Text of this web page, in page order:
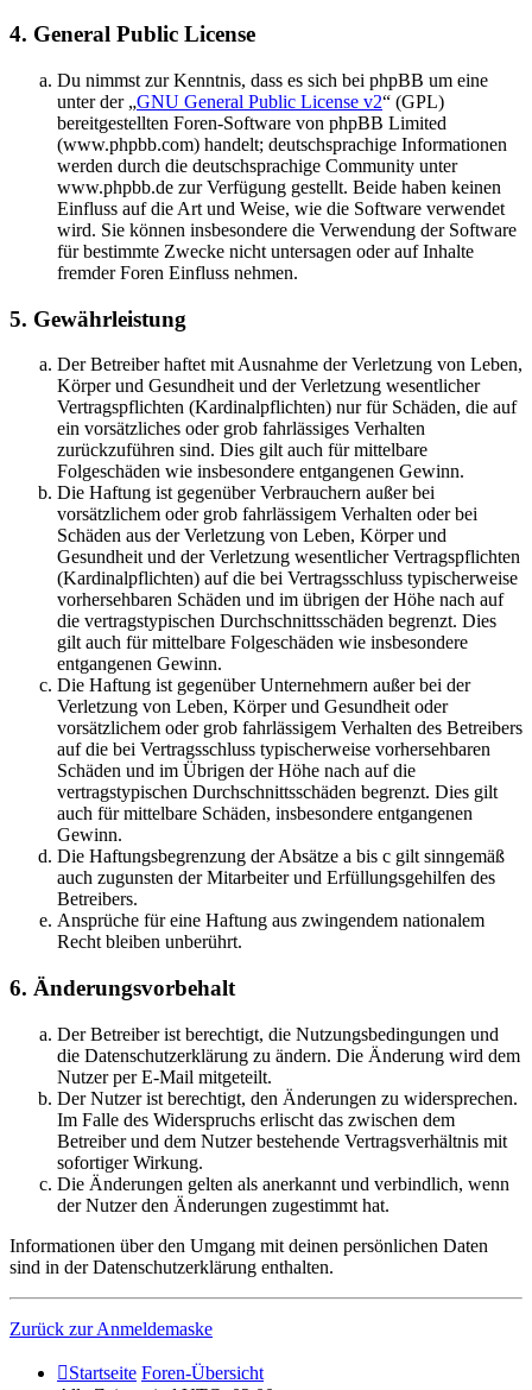
4. General Public License
Du nimmst zur Kenntnis, dass es sich bei phpBB um eine
unter der „GNU General Public License v2“ (GPL)
bereitgestellten Foren-Software von phpBB Limited
(www.phpbb.com) handelt; deutschsprachige Informationen
werden durch die deutschsprachige Community unter
www.phpbb.de zur Verfügung gestellt. Beide haben keinen
Einfluss auf die Art und Weise, wie die Software verwendet
wird. Sie können insbesondere die Verwendung der Software
für bestimmte Zwecke nicht untersagen oder auf Inhalte
fremder Foren Einfluss nehmen.
5. Gewährleistung
Der Betreiber haftet mit Ausnahme der Verletzung von Leben,
Körper und Gesundheit und der Verletzung wesentlicher
Vertragspflichten (Kardinalpflichten) nur für Schäden, die auf
ein vorsätzliches oder grob fahrlässiges Verhalten
zurückzuführen sind. Dies gilt auch für mittelbare
Folgeschäden wie insbesondere entgangenen Gewinn.
Die Haftung ist gegenüber Verbrauchern außer bei
vorsätzlichem oder grob fahrlässigem Verhalten oder bei
Schäden aus der Verletzung von Leben, Körper und
Gesundheit und der Verletzung wesentlicher Vertragspflichten
(Kardinalpflichten) auf die bei Vertragsschluss typischerweise
vorhersehbaren Schäden und im übrigen der Höhe nach auf
die vertragstypischen Durchschnittsschäden begrenzt. Dies
gilt auch für mittelbare Folgeschäden wie insbesondere
entgangenen Gewinn.
Die Haftung ist gegenüber Unternehmern außer bei der
Verletzung von Leben, Körper und Gesundheit oder
vorsätzlichem oder grob fahrlässigem Verhalten des Betreibers
auf die bei Vertragsschluss typischerweise vorhersehbaren
Schäden und im Übrigen der Höhe nach auf die
vertragstypischen Durchschnittsschäden begrenzt. Dies gilt
auch für mittelbare Schäden, insbesondere entgangenen
Gewinn.
Die Haftungsbegrenzung der Absätze a bis c gilt sinngemäß
auch zugunsten der Mitarbeiter und Erfüllungsgehilfen des
Betreibers.
Ansprüche für eine Haftung aus zwingendem nationalem
Recht bleiben unberührt.
6. Änderungsvorbehalt
Der Betreiber ist berechtigt, die Nutzungsbedingungen und
die Datenschutzerklärung zu ändern. Die Änderung wird dem
Nutzer per E-Mail mitgeteilt.
Der Nutzer ist berechtigt, den Änderungen zu widersprechen.
Im Falle des Widerspruchs erlischt das zwischen dem
Betreiber und dem Nutzer bestehende Vertragsverhältnis mit
sofortiger Wirkung.
Die Änderungen gelten als anerkannt und verbindlich, wenn
der Nutzer den Änderungen zugestimmt hat.
Informationen über den Umgang mit deinen persönlichen Daten
sind in der Datenschutzerklärung enthalten.
Zurück zur Anmeldemaske
Startseite Foren-Übersicht